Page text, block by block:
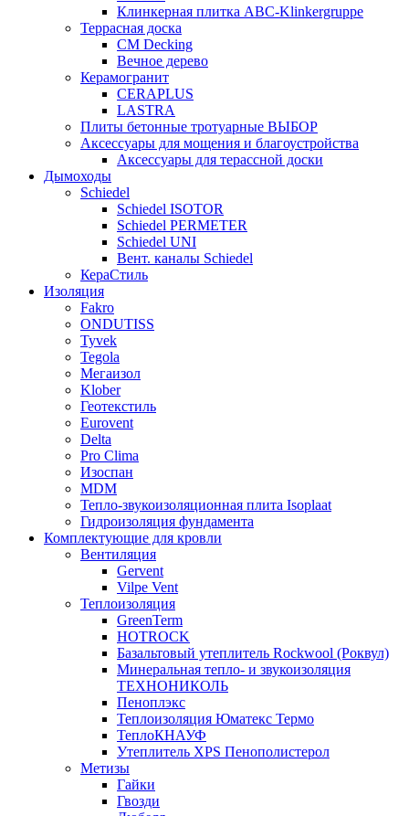
Клинкерная плитка ABC-Klinkergruppe
Террасная доска
CM Decking
Вечное дерево
Керамогранит
CERAPLUS
LASTRA
Плиты бетонные тротуарные ВЫБОР
Аксессуары для мощения и благоустройства
Аксессуары для терассной доски
Дымоходы
Schiedel
Schiedel ISOTOR
Schiedel PERMETER
Schiedel UNI
Вент. каналы Schiedel
КераСтиль
Изоляция
Fakro
ONDUTISS
Tyvek
Tegola
Мегаизол
Klober
Геотекстиль
Eurovent
Delta
Pro Clima
Изоспан
MDM
Тепло-звукоизоляционная плита Isoplaat
Гидроизоляция фундамента
Комплектующие для кровли
Вентиляция
Gervent
Vilpe Vent
Теплоизоляция
GreenTerm
HOTROCK
Базальтовый утеплитель Rockwool (Роквул)
Минеральная тепло- и звукоизоляция
ТЕХНОНИКОЛЬ
Пеноплэкс
Теплоизоляция Юматекс Термо
ТеплоКНАУФ
Утеплитель XPS Пенополистерол
Метизы
Гайки
Гвозди